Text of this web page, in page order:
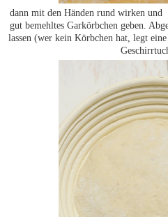
dann mit den Händen rund wirken und
gut bemehltes Garkörbchen geben.
lassen (wer kein Körbchen hat, legt